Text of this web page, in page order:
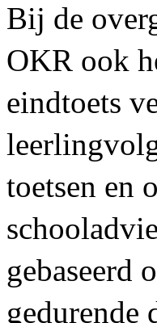
Bij de
OKR ook
eindtoets
toetsen en
gebaseerd
gedurende